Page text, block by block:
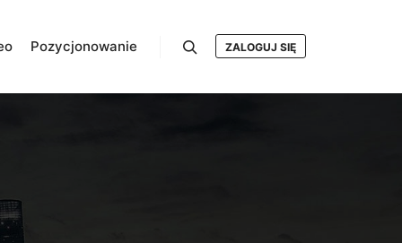
Pozycjonowanie ZALOGUJ SIĘ